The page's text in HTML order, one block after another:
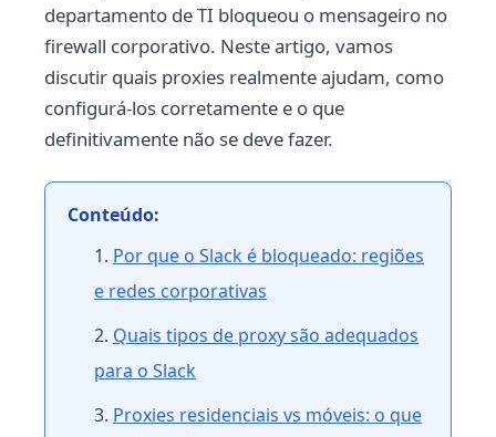
departamento de TI bloqueou o mensageiro no
firewall corporativo. Neste artigo, vamos
discutir quais proxies realmente ajudam, como
configurá-los corretamente e o que
definitivamente não se deve fazer.
Conteúdo:
Por que o Slack é bloqueado: regiões
e redes corporativas
Quais tipos de proxy são adequados
para o Slack
Proxies residenciais vs móveis: o que